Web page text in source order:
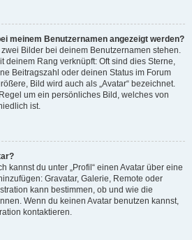
meinem Benutzernamen angezeigt werden?
Bilder bei deinem Benutzernamen stehen.
deinem Rang verknüpft: Oft sind dies Sterne,
Beitragszahl oder deinen Status im Forum
Bild wird auch als „Avatar“ bezeichnet.
um ein persönliches Bild, welches von
ist.
kannst du unter „Profil“ einen Avatar über eine
Gravatar, Galerie, Remote oder
kann bestimmen, ob und wie die
Wenn du keinen Avatar benutzen kannst,
kontaktieren.